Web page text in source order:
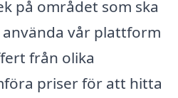
på området som ska
vår plattform
från olika
priser för att hitta